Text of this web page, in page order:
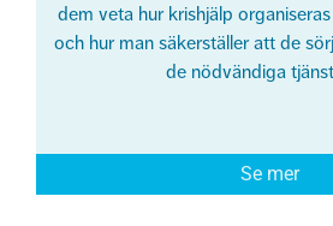
dem veta hur krishjälp
och hur man säkerställer att de
de nödvändiga
Se mer